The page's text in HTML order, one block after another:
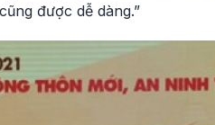
được dễ dàng.”